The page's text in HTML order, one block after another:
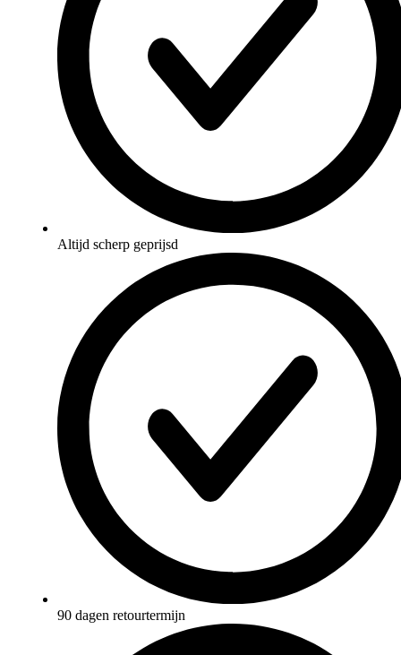
Altijd scherp geprijsd
90 dagen retourtermijn